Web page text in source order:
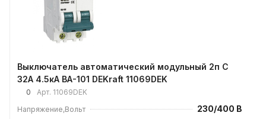
Выключатель автоматический модульный 2п C
32А 4.5кА ВА-101 DEKraft 11069DEK
0 Арт. 11069DEK
Напряжение,Вольт
230/400 В